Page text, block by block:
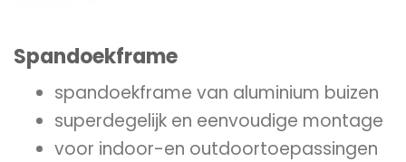
Spandoekframe
spandoekframe van aluminium buizen
superdegelijk en eenvoudige montage
voor indoor-en outdoortoepassingen